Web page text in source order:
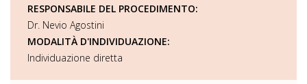
RESPONSABILE DEL PROCEDIMENTO:
Dr. Nevio Agostini
MODALITÀ D'INDIVIDUAZIONE:
Individuazione diretta